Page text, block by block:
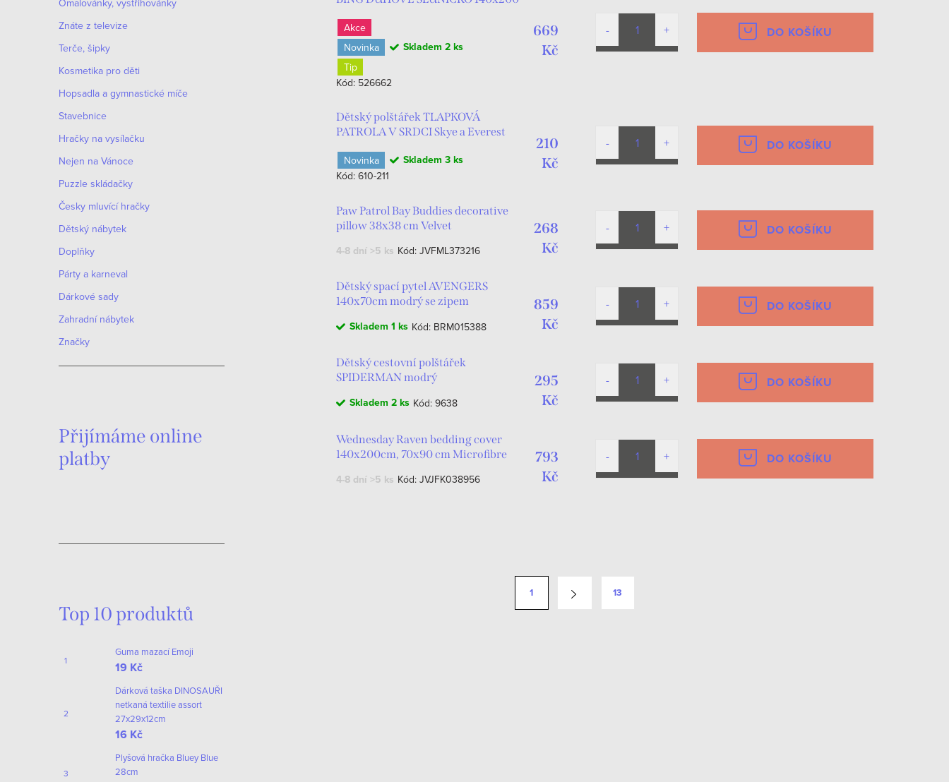
Omalovánky, vystřihovánky
Znáte z televize
Terče, šipky
Kosmetika pro děti
Hopsadla a gymnastické míče
Stavebnice
Hračky na vysílačku
Nejen na Vánoce
Puzzle skládačky
Česky mluvící hračky
Dětský nábytek
Doplňky
Párty a karneval
Dárkové sady
Zahradní nábytek
Značky
Přijímáme online
platby
Top 10 produktů
Guma mazací Emoji
19 Kč
Dárková taška DINOSAUŘI
netkaná textilie assort
27x29x12cm
16 Kč
Plyšová hračka Bluey Blue
28cm
Akce
Novinka
Tip
Skladem 2 ks
Kód: 526662
669
Kč
DO KOŠÍKU
Dětský polštářek TLAPKOVÁ
PATROLA V SRDCI Skye a Everest
Novinka Skladem 3 ks
Kód: 610-211
210
Kč
DO KOŠÍKU
Paw Patrol Bay Buddies decorative
pillow 38x38 cm Velvet
4-8 dní >5 ks Kód: JVFML373216
268
Kč
DO KOŠÍKU
Dětský spací pytel AVENGERS
140x70cm modrý se zipem
Skladem 1 ks Kód: BRM015388
859
Kč
DO KOŠÍKU
Dětský cestovní polštářek
SPIDERMAN modrý
Skladem 2 ks Kód: 9638
295
Kč
DO KOŠÍKU
Wednesday Raven bedding cover
140x200cm, 70x90 cm Microfibre
4-8 dní >5 ks Kód: JVJFK038956
793
Kč
DO KOŠÍKU
1 13